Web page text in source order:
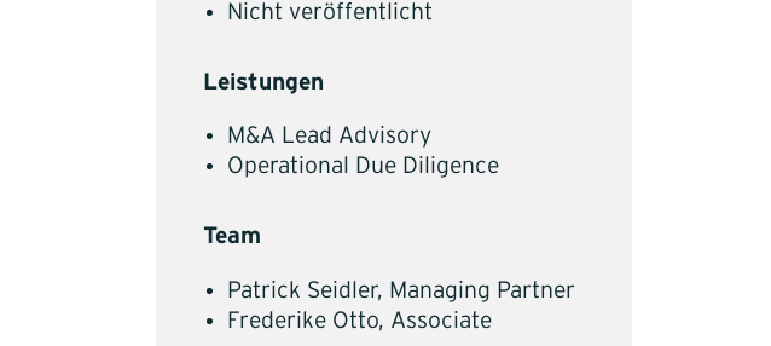
Nicht veröffentlicht
Leistungen
M&A Lead Advisory
Operational Due Diligence
Team
Patrick Seidler, Managing Partner
Frederike Otto, Associate